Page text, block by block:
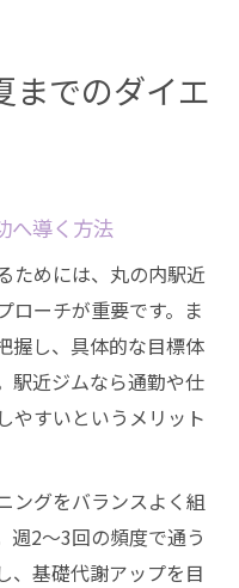
までのダイエ
へ導く方法
ためには、丸の内駅近
ローチが重要です。ま
握し、具体的な目標体
駅近ジムなら通勤や仕
やすいというメリット
ングをバランスよく組
週2～3回の頻度で通う
、基礎代謝アップを目